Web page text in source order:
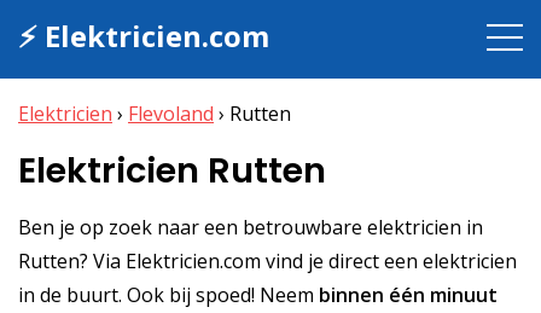
⚡ Elektricien.com
Elektricien › Flevoland › Rutten
Elektricien Rutten
Ben je op zoek naar een betrouwbare elektricien in
Rutten? Via Elektricien.com vind je direct een elektricien
in de buurt. Ook bij spoed! Neem binnen één minuut